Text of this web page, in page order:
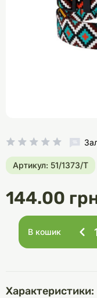
Артикул: 51/1373/Т
144.00
В кошик
Характеристики: